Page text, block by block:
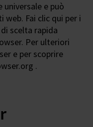
e può
Fai clic qui per i
scelta rapida
Per ulteriori
e per scoprire
.